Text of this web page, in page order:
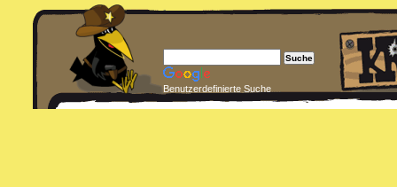
Benutzerdefinierte Suche